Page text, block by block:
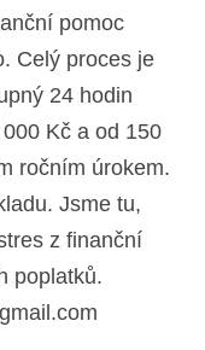
pomoc
Celý proces je
24 hodin
Kč a od 150
ročním úrokem.
Jsme tu,
z finanční
poplatků.